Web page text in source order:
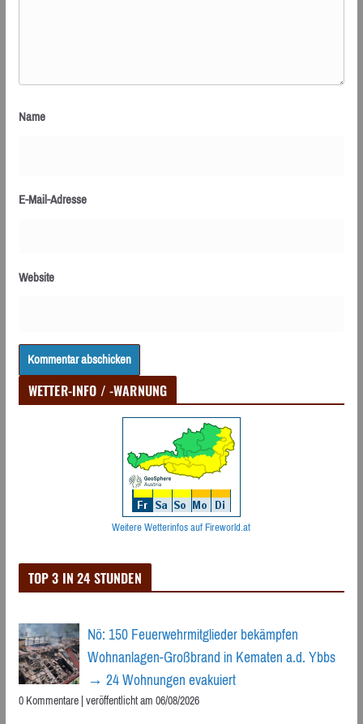
Name
E-Mail-Adresse
Website
WETTER-INFO / -WARNUNG
Weitere Wetterinfos auf Fireworld.at
TOP 3 IN 24 STUNDEN
Nö: 150 Feuerwehrmitglieder bekämpfen
Wohnanlagen-Großbrand in Kematen a.d. Ybbs
→ 24 Wohnungen evakuiert
0 Kommentare|veröffentlicht am 06/08/2026